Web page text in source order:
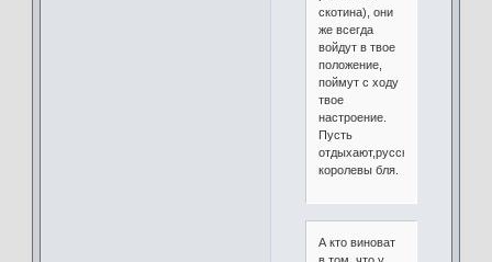
скотина), они
же всегда
войдут в твое
положение,
поймут с ходу
твое
настроение.
Пусть
отдыхают,русские
королевы бля.
А кто виноват